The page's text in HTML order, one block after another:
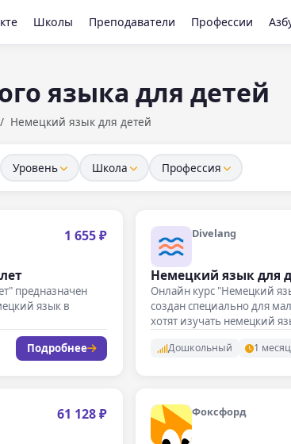
Школы Преподаватели Профессии
языка для детей
Немецкий язык для детей
Уровень Школа Профессия
1 655 ₽
предназначен
язык в
Подробнее
Divelang
Немецкий язык для
Онлайн курс "Немецкий
создан специально для
хотят изучать немецкий
Дошкольный 1 месяц
61 128 ₽ Фоксфорд